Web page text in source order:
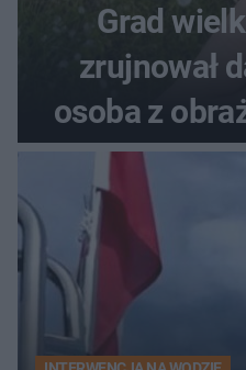
Grad
zrujnował
osoba z
do